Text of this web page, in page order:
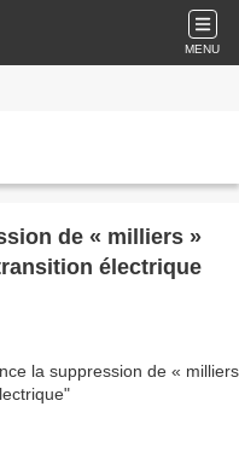
MENU
de « milliers »
électrique